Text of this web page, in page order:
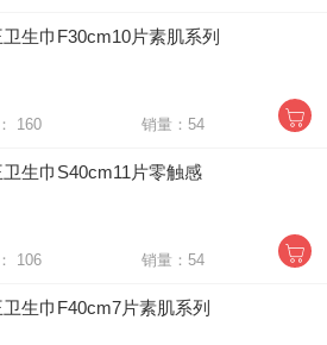
生巾F30cm10片素肌系列
库存： 160 销量：54
生巾S40cm11片零触感
库存： 106 销量：54
生巾F40cm7片素肌系列